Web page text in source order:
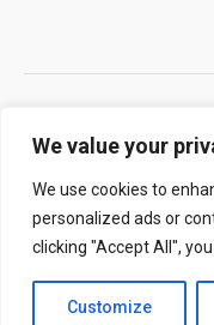
We value your
We use cookies to
personalized ads or
clicking "Accept All",
Customize